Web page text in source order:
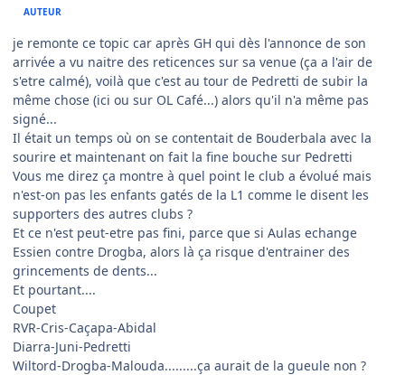
AUTEUR
je remonte ce topic car après GH qui dès l'annonce de son
arrivée a vu naitre des reticences sur sa venue (ça a l'air de
s'etre calmé), voilà que c'est au tour de Pedretti de subir la
même chose (ici ou sur OL Café...) alors qu'il n'a même pas
signé...
Il était un temps où on se contentait de Bouderbala avec la
sourire et maintenant on fait la fine bouche sur Pedretti
Vous me direz ça montre à quel point le club a évolué mais
n'est-on pas les enfants gatés de la L1 comme le disent les
supporters des autres clubs ?
Et ce n'est peut-etre pas fini, parce que si Aulas echange
Essien contre Drogba, alors là ça risque d'entrainer des
grincements de dents...
Et pourtant....
Coupet
RVR-Cris-Caçapa-Abidal
Diarra-Juni-Pedretti
Wiltord-Drogba-Malouda.........ça aurait de la gueule non ?